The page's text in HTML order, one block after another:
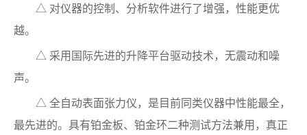
△ 对仪器的控制、分析软件进行了增强，性能更优
越。
△ 采用国际先进的升降平台驱动技术，无震动和噪
声。
△ 全自动表面张力仪，是目前同类仪器中性能最全，
最先进的。具有铂金板、铂金环二种测试方法兼用，真正